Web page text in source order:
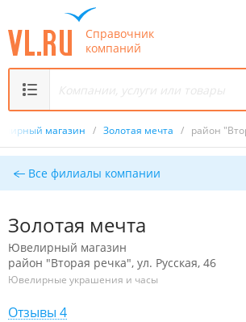
Справочник
компаний
магазин / Золотая мечта / район
Все филиалы компании
Золотая мечта
Ювелирный магазин
район "Вторая речка", ул. Русская, 46
Ювелирные украшения и часы
Отзывы 4